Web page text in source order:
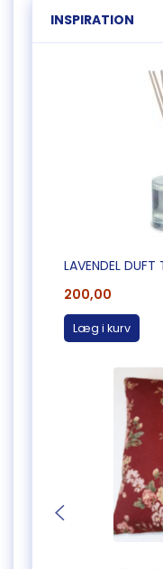
INSPIRATION
LAVENDEL DUFT
200,00
Læg i kurv